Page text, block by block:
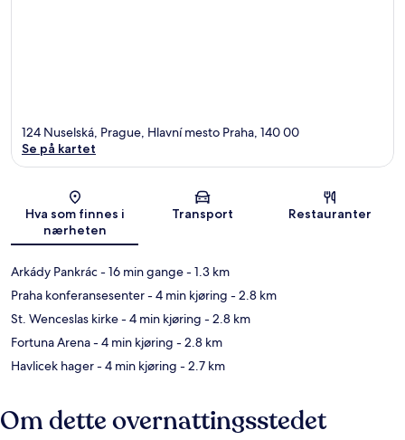
Kart
124 Nuselská, Prague, Hlavní mesto Praha, 140 00
Se på kartet
Hva som finnes i
nærheten
Transport Restauranter
Arkády Pankrác- 16 min gange- 1.3 km
Praha konferansesenter- 4 min kjøring - 2.8 km
St. Wenceslas kirke- 4 min kjøring - 2.8 km
Fortuna Arena- 4 min kjøring - 2.8 km
Havlicek hager- 4 min kjøring - 2.7 km
Om dette overnattingsstedet